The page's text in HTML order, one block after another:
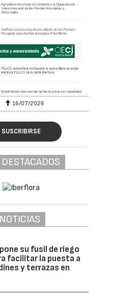
16/07/2026
SUSCRIBIRSE
su fusil de riego
facilitar la puesta a
y terrazas en